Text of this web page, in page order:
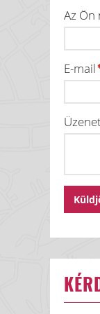
Az Ön
E-mail